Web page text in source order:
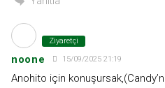
Ziyaretçi
noone 15/09/2025 21:19
Anohito için